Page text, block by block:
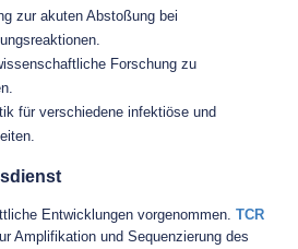
zur akuten Abstoßung bei
Forschung zu
für verschiedene infektiöse und
Entwicklungen vorgenommen. TCR
Amplifikation und Sequenzierung des